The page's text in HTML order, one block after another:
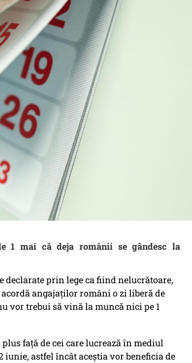
1 mai că deja românii se gândesc la
prin lege ca fiind nelucrătoare,
angajaţilor români o zi liberă de
vor trebui să vină la muncă nici pe 1
față de cei care lucrează în mediul
astfel încât aceştia vor beneficia de